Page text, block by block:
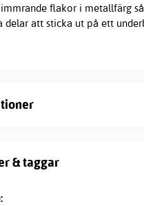
flakor i metallfärg
delar att sticka ut på ett
& taggar